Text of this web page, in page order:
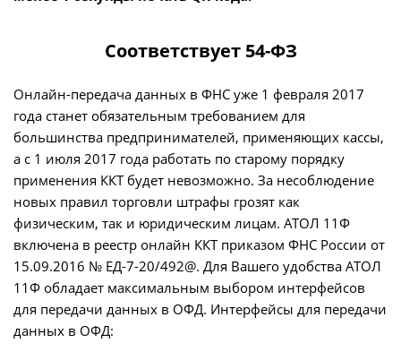
Соответствует 54-ФЗ
Онлайн-передача данных в ФНС уже 1 февраля 2017
года станет обязательным требованием для
большинства предпринимателей, применяющих кассы,
а с 1 июля 2017 года работать по старому порядку
применения ККТ будет невозможно. За несоблюдение
новых правил торговли штрафы грозят как
физическим, так и юридическим лицам. АТОЛ 11Ф
включена в реестр онлайн ККТ приказом ФНС России от
15.09.2016 № ЕД-7-20/492@. Для Вашего удобства АТОЛ
11Ф обладает максимальным выбором интерфейсов
для передачи данных в ОФД. Интерфейсы для передачи
данных в ОФД: